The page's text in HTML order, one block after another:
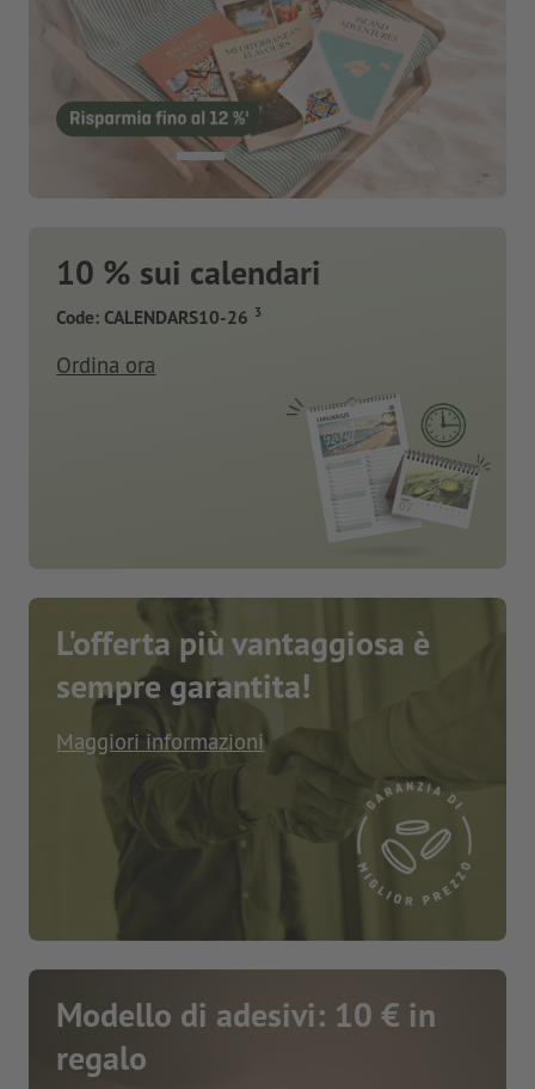
10 % sui calendari
Code: CALENDARS10-26 3
Ordina ora
L'offerta più vantaggiosa è
sempre garantita!
Maggiori informazioni
Modello di adesivi: 10 € in
regalo